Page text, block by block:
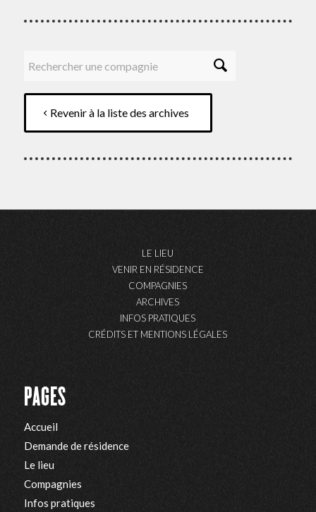
Revenir à la liste des archives
LE LIEU
VENIR EN RÉSIDENCE
COMPAGNIES
ARCHIVES
INFOS PRATIQUES
CRÉDITS ET MENTIONS LÉGALES
PAGES
Accueil
Demande de résidence
Le lieu
Compagnies
Infos pratiques